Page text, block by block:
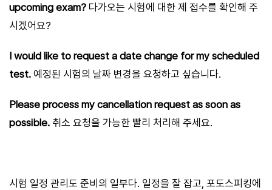
upcoming exam? 다가오는 시험에 대한 제 접수를 확인해 주
시겠어요?
I would like to request a date change for my scheduled
test. 예정된 시험의 날짜 변경을 요청하고 싶습니다.
Please process my cancellation request as soon as
possible. 취소 요청을 가능한 빨리 처리해 주세요.
시험 일정 관리도 준비의 일부다. 일정을 잘 잡고, 포도스피킹에